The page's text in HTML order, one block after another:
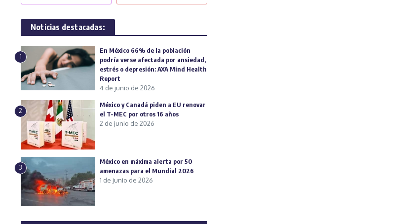
Noticias destacadas:
1
En México 66% de la población
podría verse afectada por ansiedad,
estrés o depresión: AXA Mind Health
Report
4 de junio de 2026
2
México y Canadá piden a EU renovar
el T-MEC por otros 16 años
2 de junio de 2026
3
México en máxima alerta por 50
amenazas para el Mundial 2026
1 de junio de 2026